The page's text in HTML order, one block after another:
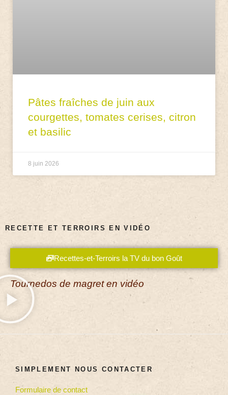
Pâtes fraîches de juin aux
courgettes, tomates cerises, citron
et basilic
8 juin 2026
RECETTE ET TERROIRS EN VIDÉO
Recettes-et-Terroirs la TV du bon Goût
Tournedos de magret en vidéo
SIMPLEMENT NOUS CONTACTER
Formulaire de contact